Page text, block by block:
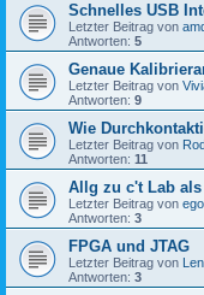
Schnelles USB
Letzter Beitrag von
Antworten: 5
Genaue
Letzter Beitrag von
Antworten: 9
Wie
Letzter Beitrag von
Antworten: 11
Allg zu c't Lab
Letzter Beitrag von
Antworten: 3
FPGA und JTAG
Letzter Beitrag von
Antworten: 3